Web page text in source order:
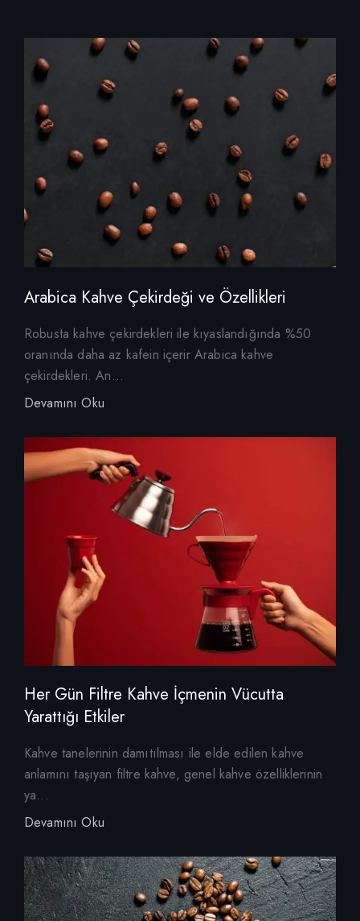
Arabica Kahve Çekirdeği ve Özellikleri
Robusta kahve çekirdekleri ile kıyaslandığında %50
oranında daha az kafein içerir Arabica kahve
çekirdekleri. An...
Devamını Oku
Her Gün Filtre Kahve İçmenin Vücutta
Yarattığı Etkiler
Kahve tanelerinin damıtılması ile elde edilen kahve
anlamını taşıyan filtre kahve, genel kahve özelliklerinin
ya...
Devamını Oku